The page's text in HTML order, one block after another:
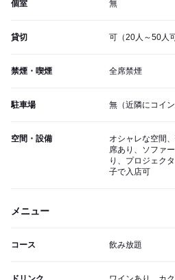
個室 無
貸切 可（20人～50人可
禁煙・喫煙 全席禁煙
駐車場 無（近隣にコイ
空間・設備
オシャレな空間
席あり、ソファ
り、プロジェク
子で入店可
メニュー
コース 飲み放題